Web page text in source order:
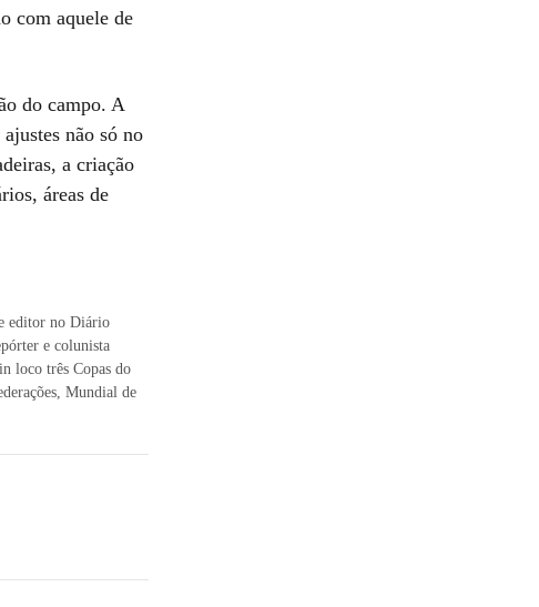
com aquele de
do campo. A
não só no
a criação
áreas de
editor no Diário
e colunista
loco três Copas do
Mundial de